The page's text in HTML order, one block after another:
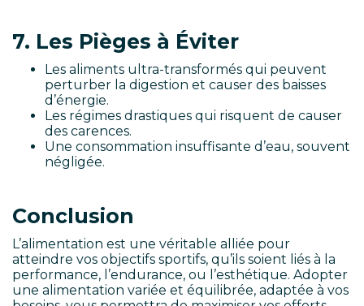
7. Les Pièges à Éviter
Les aliments ultra-transformés qui peuvent
perturber la digestion et causer des baisses
d’énergie.
Les régimes drastiques qui risquent de causer
des carences.
Une consommation insuffisante d’eau, souvent
négligée.
Conclusion
L’alimentation est une véritable alliée pour
atteindre vos objectifs sportifs, qu’ils soient liés à la
performance, l’endurance, ou l’esthétique. Adopter
une alimentation variée et équilibrée, adaptée à vos